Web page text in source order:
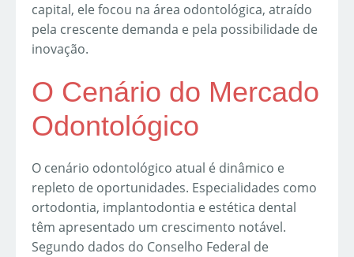
capital, ele focou na área odontológica, atraído
pela crescente demanda e pela possibilidade de
inovação.
O Cenário do Mercado
Odontológico
O cenário odontológico atual é dinâmico e
repleto de oportunidades. Especialidades como
ortodontia, implantodontia e estética dental
têm apresentado um crescimento notável.
Segundo dados do Conselho Federal de